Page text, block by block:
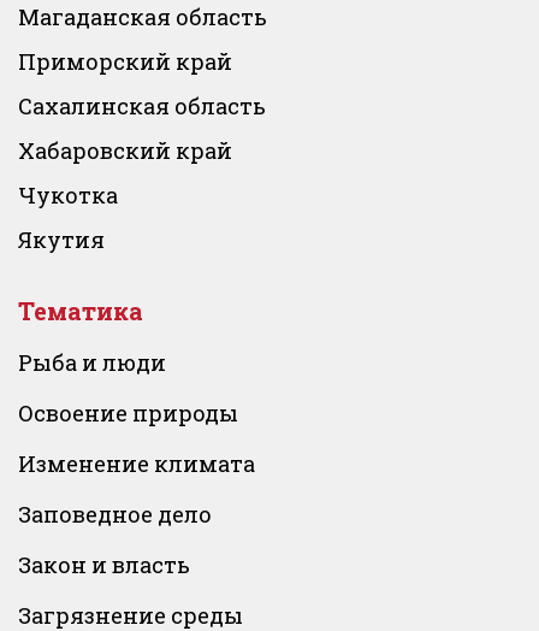
Магаданская область
Приморский край
Сахалинская область
Хабаровский край
Чукотка
Якутия
Тематика
Рыба и люди
Освоение природы
Изменение климата
Заповедное дело
Закон и власть
Загрязнение среды